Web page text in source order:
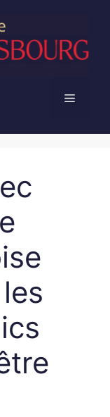
Menu